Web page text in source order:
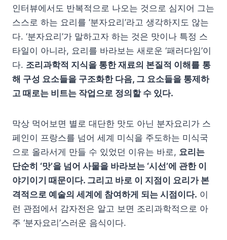
인터뷰에서도 반복적으로 나오는 것으로 심지어 그는
스스로 하는 요리를 ‘분자요리’라고 생각하지도 않는
다. ‘분자요리’가 말하고자 하는 것은 맛이나 특정 스
타일이 아니라, 요리를 바라보는 새로운 ‘패러다임’이
다. 조리과학적 지식을 통한 재료의 본질적 이해를 통
해 구성 요소들을 구조화한 다음, 그 요소들을 통제하
고 때로는 비트는 작업으로 정의할 수 있다.
막상 먹어보면 별로 대단한 맛도 아닌 분자요리가 스
페인이 프랑스를 넘어 세계 미식을 주도하는 미식국
으로 올라서게 만들 수 있었던 이유는 바로, 요리는
단순히 ‘맛’을 넘어 사물을 바라보는 ‘시선’에 관한 이
야기이기 때문이다. 그리고 바로 이 지점이 요리가 본
격적으로 예술의 세계에 참여하게 되는 시점이다. 이
런 관점에서 감자전은 알고 보면 조리과학적으로 아
주 ‘분자요리’스러운 음식이다.